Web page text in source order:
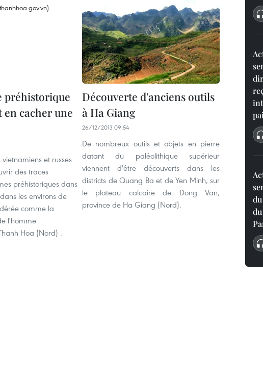
préhistorique
en cacher une
et russes
des traces
préhistoriques dans
les environs de
comme la
l'homme
Hoa (Nord) .
Découverte d'anciens outils
à Ha Giang
26/12/2013 09:54
De nombreux outils et objets en pierre
datant du paléolithique supérieur
viennent d'être découverts dans les
districts de Quang Ba et de Yen Minh, sur
le plateau calcaire de Dong Van,
province de Ha Giang (Nord).